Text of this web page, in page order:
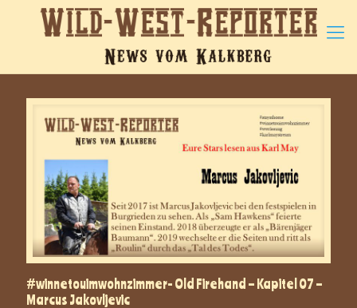
#winnetouimwohnzimmer- Old Firehand – Kapitel 07 –
Marcus Jakovljevic